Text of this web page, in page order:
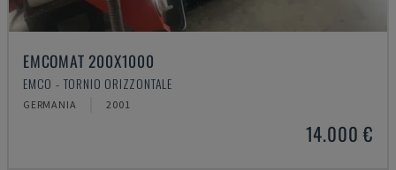
EMCOMAT 200X1000
EMCO - TORNIO ORIZZONTALE
GERMANIA 2001
14.000 €